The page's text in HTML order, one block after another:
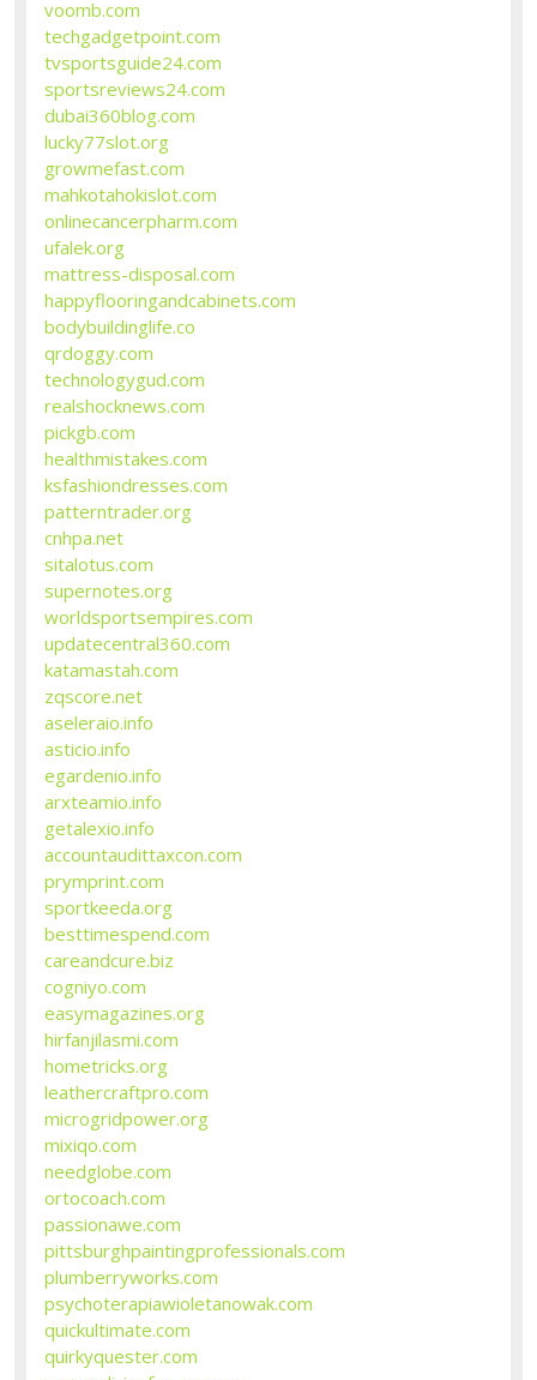
voomb.com
techgadgetpoint.com
tvsportsguide24.com
sportsreviews24.com
dubai360blog.com
lucky77slot.org
growmefast.com
mahkotahokislot.com
onlinecancerpharm.com
ufalek.org
mattress-disposal.com
happyflooringandcabinets.com
bodybuildinglife.co
qrdoggy.com
technologygud.com
realshocknews.com
pickgb.com
healthmistakes.com
ksfashiondresses.com
patterntrader.org
cnhpa.net
sitalotus.com
supernotes.org
worldsportsempires.com
updatecentral360.com
katamastah.com
zqscore.net
aseleraio.info
asticio.info
egardenio.info
arxteamio.info
getalexio.info
accountaudittaxcon.com
prymprint.com
sportkeeda.org
besttimespend.com
careandcure.biz
cogniyo.com
easymagazines.org
hirfanjilasmi.com
hometricks.org
leathercraftpro.com
microgridpower.org
mixiqo.com
needglobe.com
ortocoach.com
passionawe.com
pittsburghpaintingprofessionals.com
plumberryworks.com
psychoterapiawioletanowak.com
quickultimate.com
quirkyquester.com